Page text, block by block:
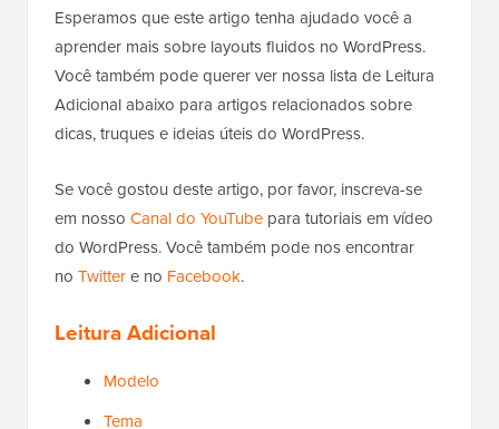
Esperamos que este artigo tenha ajudado você a
aprender mais sobre layouts fluidos no WordPress.
Você também pode querer ver nossa lista de Leitura
Adicional abaixo para artigos relacionados sobre
dicas, truques e ideias úteis do WordPress.
Se você gostou deste artigo, por favor, inscreva-se
em nosso Canal do YouTube para tutoriais em vídeo
do WordPress. Você também pode nos encontrar
no Twittere no Facebook.
Leitura Adicional
Modelo
Tema